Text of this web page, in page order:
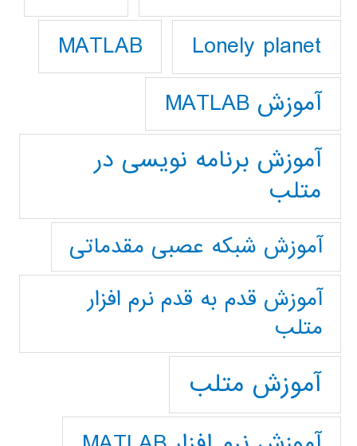
Lonely planet
MATLAB
آموزش MATLAB
آموزش برنامه نویسی در
متلب
آموزش شبکه عصبی مقدماتی
آموزش قدم به قدم نرم افزار
متلب
آموزش متلب